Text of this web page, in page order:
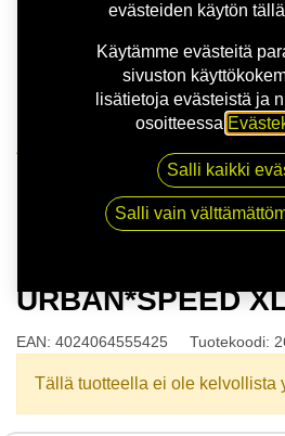
165/65R14 79T GISLAVED
URBAN*SPEED
EAN: 4024064555425 Tuotekoodi:
Tällä tuotteella ei ole kelvollista
evästeiden käytön
Käytämme evästeitä
sivuston
lisätietoja evästeistä ja
osoitteessa
Salli kaikki
Salli vain